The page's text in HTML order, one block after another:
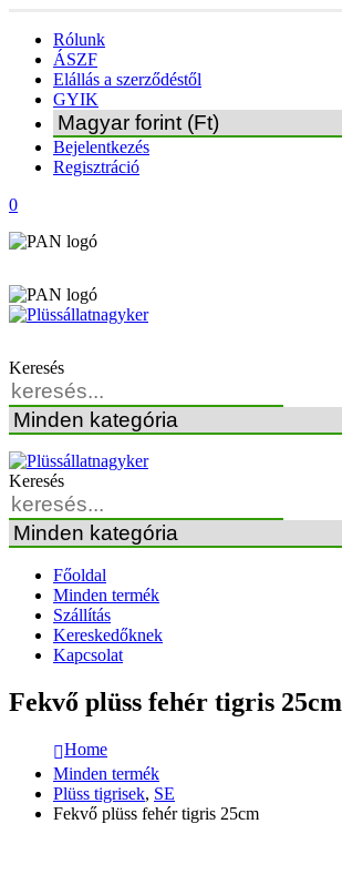
Rólunk
ÁSZF
Elállás a szerződéstől
GYIK
Bejelentkezés
Regisztráció
0
Keresés
Keresés
Főoldal
Minden termék
Szállítás
Kereskedőknek
Kapcsolat
Fekvő plüss fehér tigris 25cm
Home
Minden termék
Plüss tigrisek, SE
Fekvő plüss fehér tigris 25cm